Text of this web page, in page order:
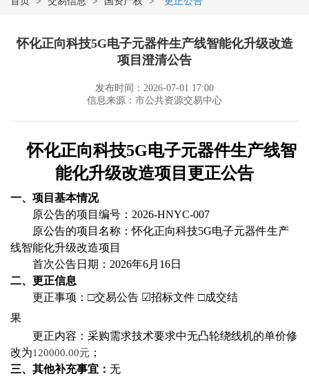
怀化正向科技5G电子元器件生产线智能化升级改造
项目澄清公告
发布时间：2026-07-01 17:00
信息来源：市公共资源交易中心
怀化正向科技5G电子元器件生产线智
能化升级改造项目 更正公告
一、项目基本情况
原公告的项目 编号 ： 2026-HNYC-007
原公告的项目名称：怀化正向科技5G电子元器件生产
线智能化升级改造项目
首次公告日期： 2026年6月 16日
二、 更正信息
更正事项： □交易公告 ☑招标文件 □成交结
果
更正内容：采购需求技术要求中无凸轮绕线机的单价修
改为120000.00元 ；
三、其他补充事宜 ： 无